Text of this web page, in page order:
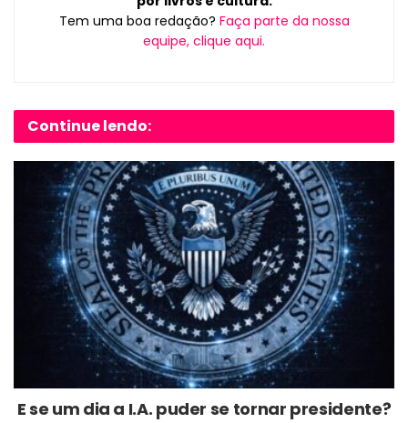
Tem uma boa redação? Faça parte da nossa
equipe, clique aqui.
Continue lendo:
E se um dia a I.A. puder se tornar presidente?